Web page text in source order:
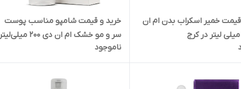
خمیر اسکراب بدن ام ان
خرید و قیمت شامپو مناسب پوست
سر و مو خشک ام ان دی 200 میلی‌لیتر
دز کرج
ناموجود